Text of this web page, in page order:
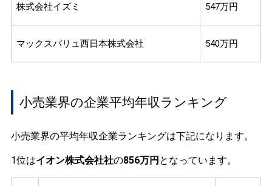
株式会社イズミ 547万円
マックスバリュ西日本株式会社 540万円
小売業界の企業平均年収ランキング
小売業界の平均年収企業ランキングは下記になります。
1位はイオン株式会社社の856万円 となっています。